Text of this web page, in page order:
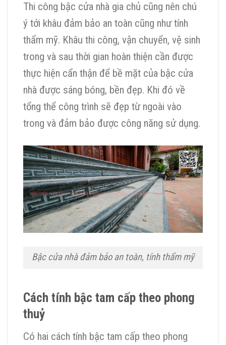
Thi công bậc cửa nhà gia chủ cũng nên chú
ý tới khâu đảm bảo an toàn cũng như tính
thẩm mỹ. Khâu thi công, vận chuyển, vệ sinh
trong và sau thời gian hoàn thiện cần được
thực hiện cẩn thận để bề mặt của bậc cửa
nhà được sáng bóng, bền đẹp. Khi đó về
tổng thể công trình sẽ đẹp từ ngoài vào
trong và đảm bảo được công năng sử dụng.
Bậc cửa nhà đảm bảo an toàn, tính thẩm mỹ
Cách tính bậc tam cấp theo phong
thuỷ
Có hai cách tính bậc tam cấp theo phong